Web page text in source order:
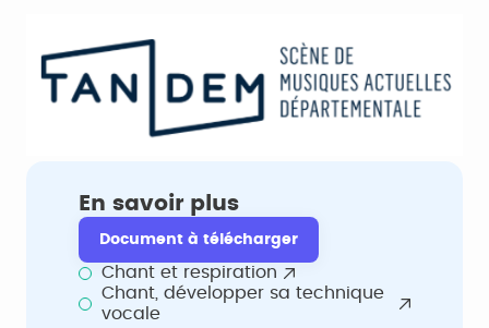
En savoir plus
Document à télécharger
Chant et respiration
Chant, développer sa technique
vocale